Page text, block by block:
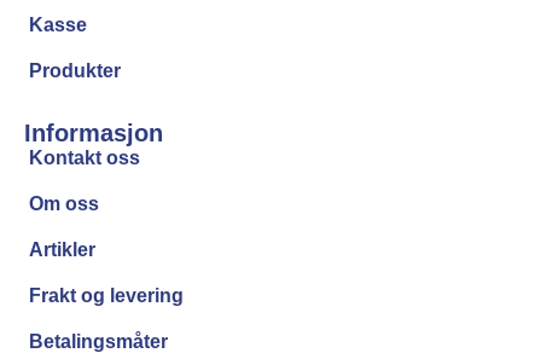
Kasse
Produkter
Informasjon
Kontakt oss
Om oss
Artikler
Frakt og levering
Betalingsmåter